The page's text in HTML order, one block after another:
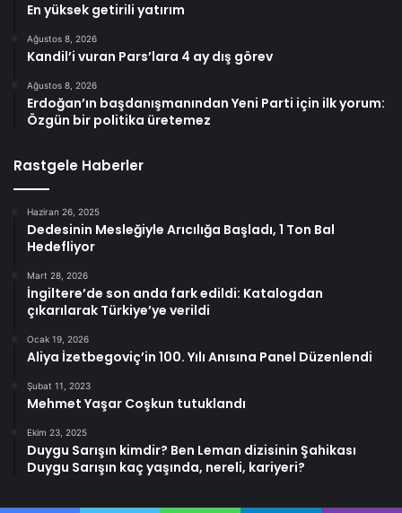
En yüksek getirili yatırım
Ağustos 8, 2026
Kandil’i vuran Pars’lara 4 ay dış görev
Ağustos 8, 2026
Erdoğan’ın başdanışmanından Yeni Parti için ilk yorum:
Özgün bir politika üretemez
Rastgele Haberler
Haziran 26, 2025
Dedesinin Mesleğiyle Arıcılığa Başladı, 1 Ton Bal
Hedefliyor
Mart 28, 2026
İngiltere’de son anda fark edildi: Katalogdan
çıkarılarak Türkiye’ye verildi
Ocak 19, 2026
Aliya İzetbegoviç’in 100. Yılı Anısına Panel Düzenlendi
Şubat 11, 2023
Mehmet Yaşar Coşkun tutuklandı
Ekim 23, 2025
Duygu Sarışın kimdir? Ben Leman dizisinin Şahikası
Duygu Sarışın kaç yaşında, nereli, kariyeri?